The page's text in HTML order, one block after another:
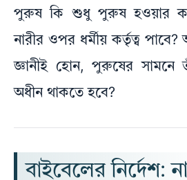
পুরুষ কি শুধু পুরুষ হওয়ার
নারীর ওপর ধর্মীয় কর্তৃত্ব
জ্ঞানীই হোন, পুরুষের সামনে
অধীন থাকতে হবে?
বাইবেলের নির্দেশ: